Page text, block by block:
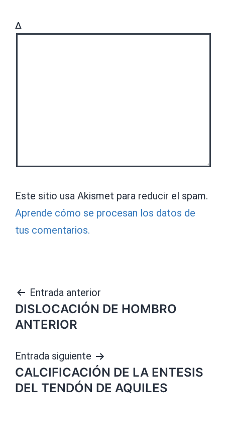
Δ
Este sitio usa Akismet para reducir el spam.
Aprende cómo se procesan los datos de
tus comentarios.
Navegación
de
Entrada anterior
DISLOCACIÓN DE HOMBRO
ANTERIOR
Entrada siguiente
CALCIFICACIÓN DE LA ENTESIS
DEL TENDÓN DE AQUILES